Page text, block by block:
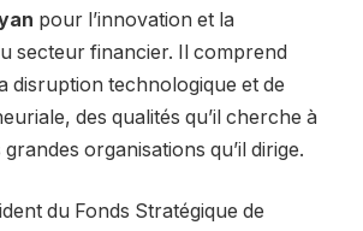
pour l’innovation et la
secteur financier. Il comprend
disruption technologique et de
des qualités qu’il cherche à
organisations qu’il dirige.
du Fonds Stratégique de